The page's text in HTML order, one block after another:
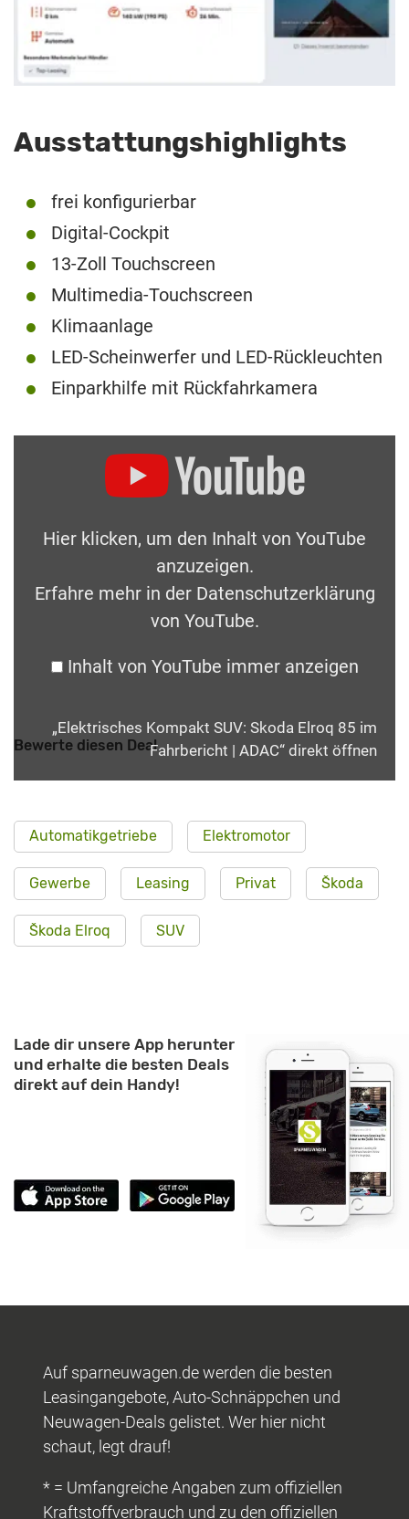
Ausstattungshighlights
frei konfigurierbar
Digital-Cockpit
13-Zoll Touchscreen
Multimedia-Touchscreen
Klimaanlage
LED-Scheinwerfer und LED-Rückleuchten
Einparkhilfe mit Rückfahrkamera
Hier klicken, um den Inhalt von YouTube
anzuzeigen.
Erfahre mehr in der Datenschutzerklärung
von YouTube.
Inhalt von YouTube immer anzeigen
„Elektrisches Kompakt SUV: Skoda Elroq 85 im
Fahrbericht | ADAC“ direkt öffnen
Bewerte diesen Deal
Automatikgetriebe Elektromotor
Gewerbe Leasing Privat Škoda
Škoda Elroq SUV
Lade dir unsere App herunter
und erhalte die besten Deals
direkt auf dein Handy!
Auf sparneuwagen.de werden die besten
Leasingangebote, Auto-Schnäppchen und
Neuwagen-Deals gelistet. Wer hier nicht
schaut, legt drauf!
* = Umfangreiche Angaben zum offiziellen
Kraftstoffverbrauch und zu den offiziellen